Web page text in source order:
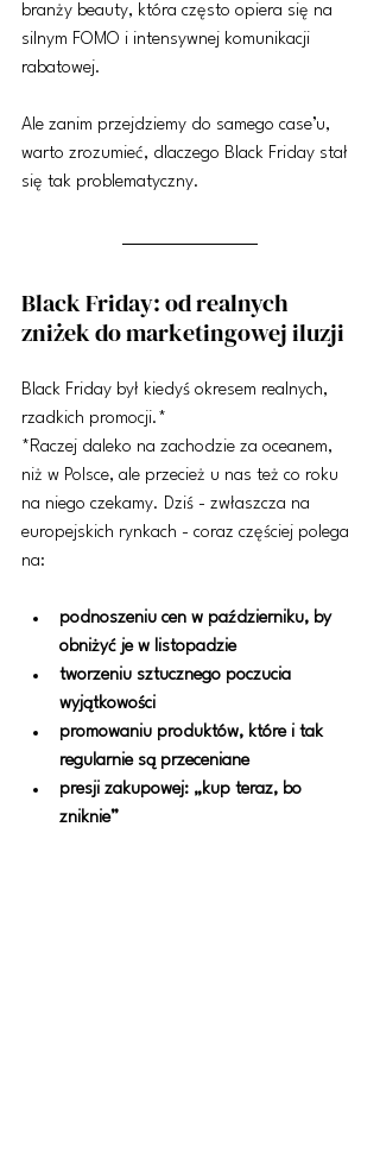
branży beauty, która często opiera się na
silnym FOMO i intensywnej komunikacji
rabatowej.
Ale zanim przejdziemy do samego case’u,
warto zrozumieć, dlaczego Black Friday stał
się tak problematyczny.
Black Friday: od realnych
zniżek do marketingowej iluzji
Black Friday był kiedyś okresem realnych,
rzadkich promocji.*
*Raczej daleko na zachodzie za oceanem,
niż w Polsce, ale przecież u nas też co roku
na niego czekamy. Dziś - zwłaszcza na
europejskich rynkach - coraz częściej polega
na:
podnoszeniu cen w październiku, by
obniżyć je w listopadzie
tworzeniu sztucznego poczucia
wyjątkowości
promowaniu produktów, które i tak
regularnie są przeceniane
presji zakupowej: „kup teraz, bo
zniknie”